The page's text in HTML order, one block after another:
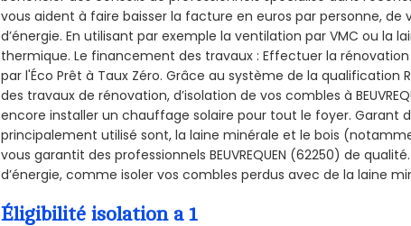
vous aident à faire baisser la facture en euros par personne, de
d’énergie. En utilisant par exemple la ventilation par VMC ou la
thermique. Le financement des travaux : Effectuer la
par l'Éco Prêt à Taux Zéro. Grâce au système de la qualification
des travaux de rénovation, d’isolation de vos combles à
encore installer un chauffage solaire pour tout le foyer. Garant
principalement utilisé sont, la laine minérale et le bois
vous garantit des professionnels BEUVREQUEN (62250) de
d’énergie, comme isoler vos combles perdus avec de la laine
Éligibilité isolation a 1